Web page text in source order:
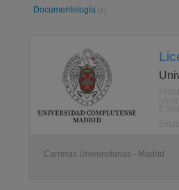
Documentología (1)
Carreras Universitarias - Madrid